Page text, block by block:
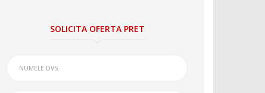
SOLICITA OFERTA PRET